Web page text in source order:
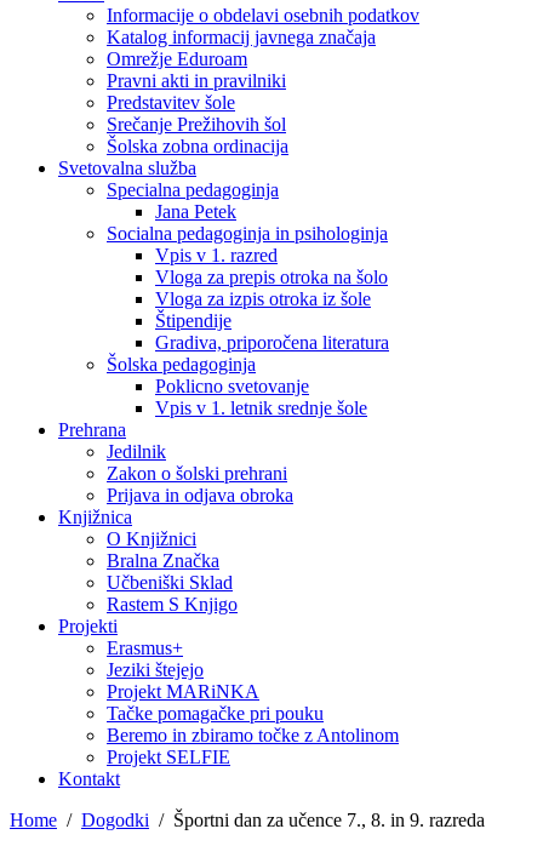
Informacije o obdelavi osebnih podatkov
Katalog informacij javnega značaja
Omrežje Eduroam
Pravni akti in pravilniki
Predstavitev šole
Srečanje Prežihovih šol
Šolska zobna ordinacija
Svetovalna služba
Specialna pedagoginja
Jana Petek
Socialna pedagoginja in psihologinja
Vpis v 1. razred
Vloga za prepis otroka na šolo
Vloga za izpis otroka iz šole
Štipendije
Gradiva, priporočena literatura
Šolska pedagoginja
Poklicno svetovanje
Vpis v 1. letnik srednje šole
Prehrana
Jedilnik
Zakon o šolski prehrani
Prijava in odjava obroka
Knjižnica
O Knjižnici
Bralna Značka
Učbeniški Sklad
Rastem S Knjigo
Projekti
Erasmus+
Jeziki štejejo
Projekt MARiNKA
Tačke pomagačke pri pouku
Beremo in zbiramo točke z Antolinom
Projekt SELFIE
Kontakt
Home
Dogodki Športni dan za učence 7., 8. in 9. razreda